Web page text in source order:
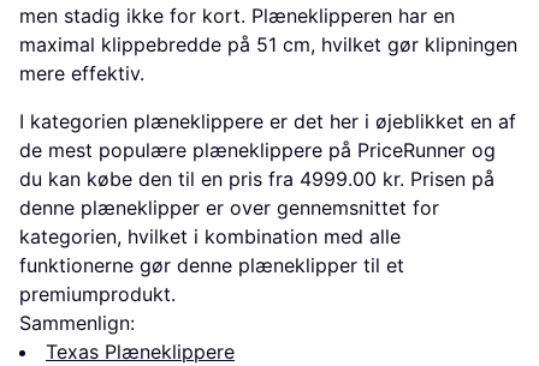
men stadig ikke for kort. Plæneklipperen har en
maximal klippebredde på 51 cm, hvilket gør klipningen
mere effektiv.
I kategorien plæneklippere er det her i øjeblikket en af
de mest populære plæneklippere på PriceRunner og
du kan købe den til en pris fra 4999.00 kr. Prisen på
denne plæneklipper er over gennemsnittet for
kategorien, hvilket i kombination med alle
funktionerne gør denne plæneklipper til et
premiumprodukt.
Sammenlign:
Texas Plæneklippere